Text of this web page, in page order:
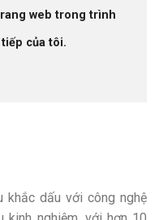
web trong trình
của tôi.
khắc dấu với công nghệ